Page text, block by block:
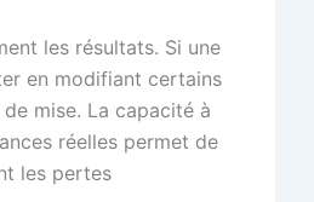
les résultats. Si une
en modifiant certains
mise. La capacité à
réelles permet de
les pertes